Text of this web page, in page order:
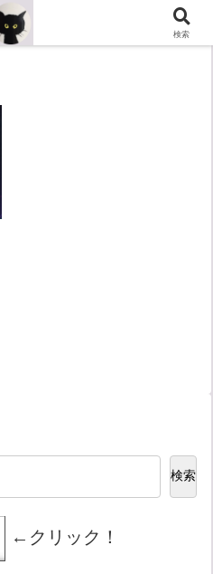
検索
←クリック！
検索